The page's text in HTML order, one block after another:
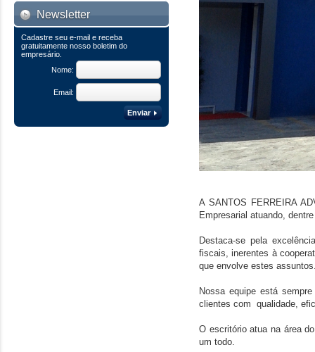
A SANTOS FERREIRA
Empresarial atuando,
Destaca-se pela
fiscais, inerentes à
que envolve estes
Nossa equipe está
clientes com qualidade,
O escritório atua na área
um todo.
Newsletter
Cadastre seu e-mail e receba
gratuitamente nosso boletim do
empresário.
Nome:
Email:
Enviar